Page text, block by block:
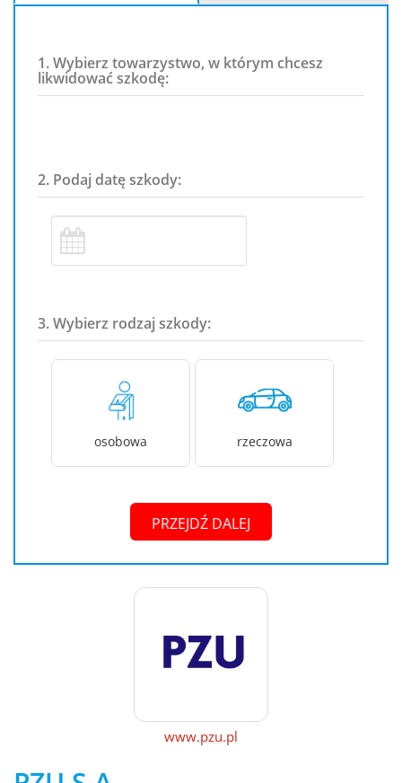
1. Wybierz towarzystwo, w którym chcesz
likwidować szkodę:
2. Podaj datę szkody:
3. Wybierz rodzaj szkody:
osobowa rzeczowa
PRZEJDŹ DALEJ
www.pzu.pl